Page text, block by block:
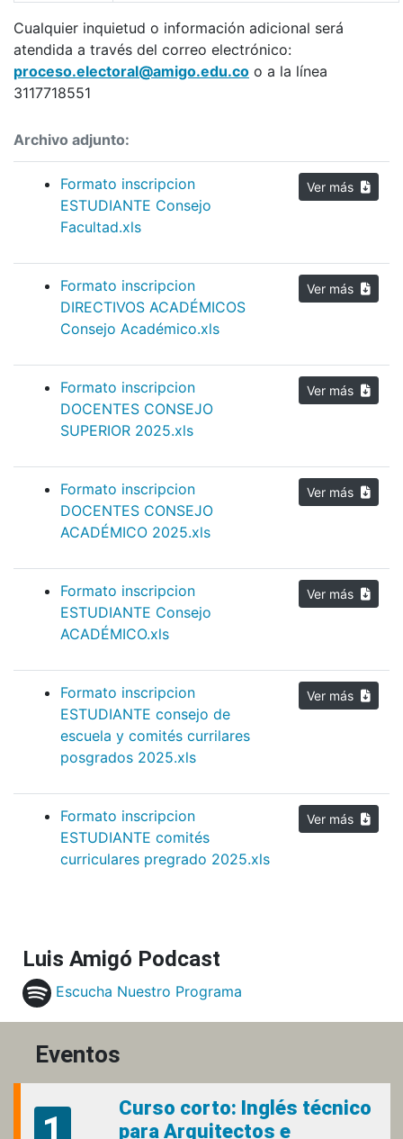
Cualquier inquietud o información adicional será
atendida a través del correo electrónico:
proceso.electoral@amigo.edu.co o a la línea
3117718551
Archivo adjunto:
Formato inscripcion
ESTUDIANTE Consejo
Facultad.xls
Ver más
Formato inscripcion
DIRECTIVOS ACADÉMICOS
Consejo Académico.xls
Ver más
Formato inscripcion
DOCENTES CONSEJO
SUPERIOR 2025.xls
Ver más
Formato inscripcion
DOCENTES CONSEJO
ACADÉMICO 2025.xls
Ver más
Formato inscripcion
ESTUDIANTE Consejo
ACADÉMICO.xls
Ver más
Formato inscripcion
ESTUDIANTE consejo de
escuela y comités currilares
posgrados 2025.xls
Ver más
Formato inscripcion
ESTUDIANTE comités
curriculares pregrado 2025.xls
Ver más
Luis Amigó Podcast
Escucha Nuestro Programa
Eventos
Curso corto: Inglés técnico
para Arquitectos e